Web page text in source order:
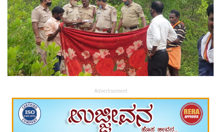
Advertisement